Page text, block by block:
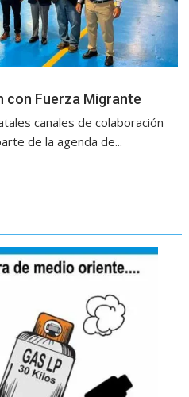
con Fuerza Migrante
canales de colaboración
de la agenda de...